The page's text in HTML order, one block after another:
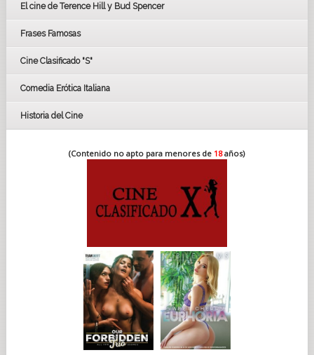
BAFTA
El cine de Terence Hill y Bud Spencer
Frases Famosas
Cine Clasificado "S"
Comedia Erótica Italiana
Historia del Cine
(Contenido no apto para menores de 18años)